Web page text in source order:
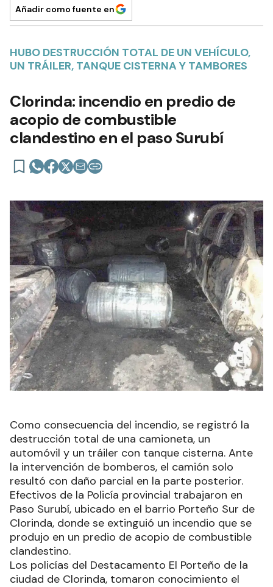
Añadir como fuente en
HUBO DESTRUCCIÓN TOTAL DE UN VEHÍCULO,
UN TRÁILER, TANQUE CISTERNA Y TAMBORES
Clorinda: incendio en predio de
acopio de combustible
clandestino en el paso Surubí
Como consecuencia del incendio, se registró la
destrucción total de una camioneta, un
automóvil y un tráiler con tanque cisterna. Ante
la intervención de bomberos, el camión solo
resultó con daño parcial en la parte posterior.
Efectivos de la Policía provincial trabajaron en
Paso Surubí, ubicado en el barrio Porteño Sur de
Clorinda, donde se extinguió un incendio que se
produjo en un predio de acopio de combustible
clandestino.
Los policías del Destacamento El Porteño de la
ciudad de Clorinda, tomaron conocimiento el